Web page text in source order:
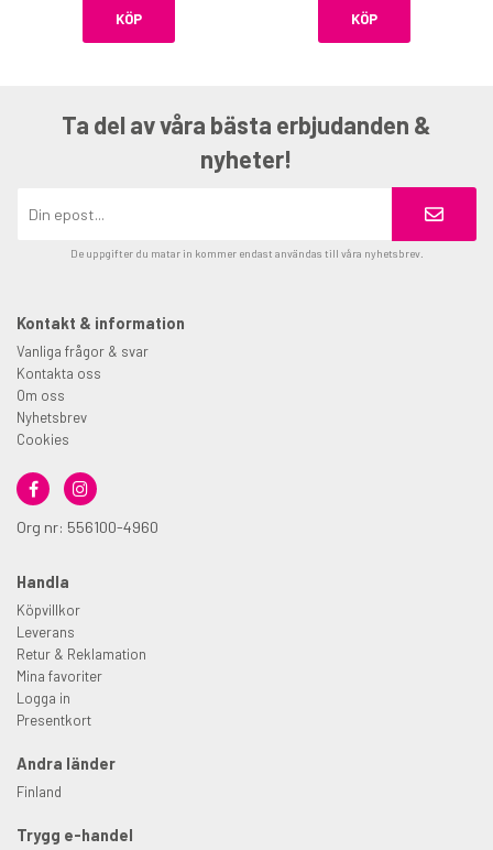
KÖP KÖP
Ta del av våra bästa erbjudanden &
nyheter!
De uppgifter du matar in kommer endast användas till våra nyhetsbrev.
Kontakt & information
Vanliga frågor & svar
Kontakta oss
Om oss
Nyhetsbrev
Cookies
Org nr: 556100-4960
Handla
Köpvillkor
Leverans
Retur & Reklamation
Mina favoriter
Logga in
Presentkort
Andra länder
Finland
Trygg e-handel